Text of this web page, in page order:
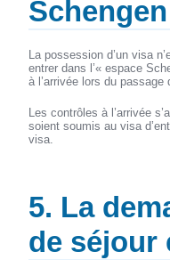
Schengen
La possession d’un visa
entrer dans l’« espace
à l’arrivée lors du passage
Les contrôles à l’arrivée
soient soumis au visa
visa.
5. La
de séjour